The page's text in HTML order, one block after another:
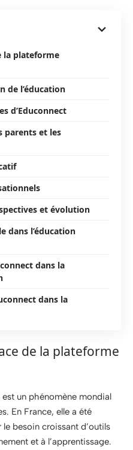
la plateforme
de l’éducation
d’Educonnect
parents et les
et évolution
dans l’éducation
dans la
dans la
de la plateforme
un phénomène mondial
En France, elle a été
besoin croissant d’outils
et à l’apprentissage.